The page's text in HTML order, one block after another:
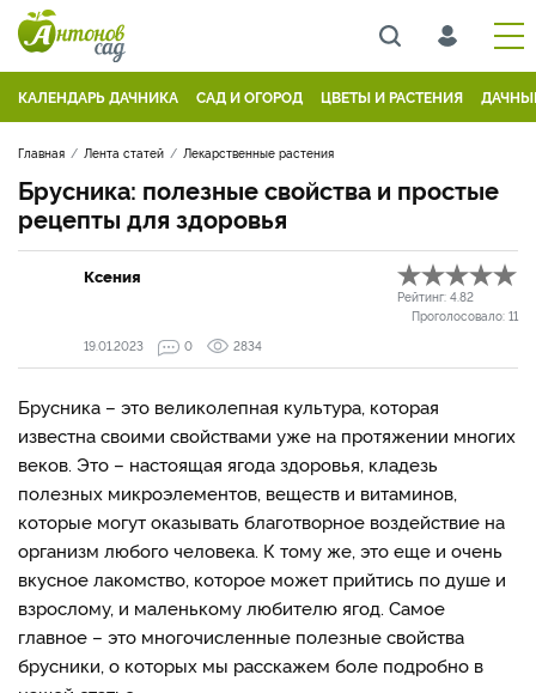
КАЛЕНДАРЬ ДАЧНИКА САД И ОГОРОД ЦВЕТЫ И РАСТЕНИЯ
Главная Лента статей Лекарственные растения
Брусника: полезные свойства и простые
рецепты для здоровья
Ксения
Рейтинг: 4.82
Проголосовало: 11
19.01.2023
0 2834
Брусника – это великолепная культура, которая
известна своими свойствами уже на протяжении многих
веков. Это – настоящая ягода здоровья, кладезь
полезных микроэлементов, веществ и витаминов,
которые могут оказывать благотворное воздействие на
организм любого человека. К тому же, это еще и очень
вкусное лакомство, которое может прийтись по душе и
взрослому, и маленькому любителю ягод. Самое
главное – это многочисленные полезные свойства
брусники, о которых мы расскажем боле подробно в